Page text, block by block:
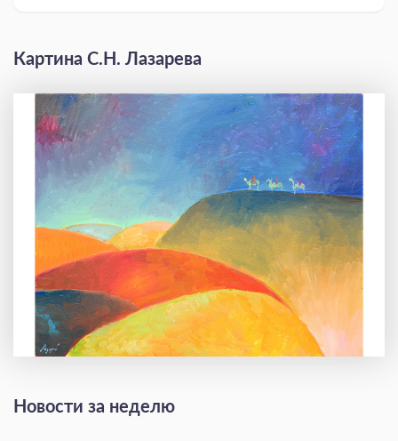
Картина С.Н. Лазарева
Новости за неделю